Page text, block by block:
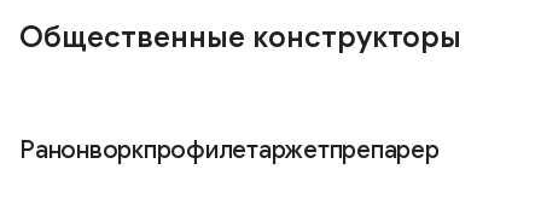
Общественные конструкторы
Ранонворкпрофилетаржетпрепарер